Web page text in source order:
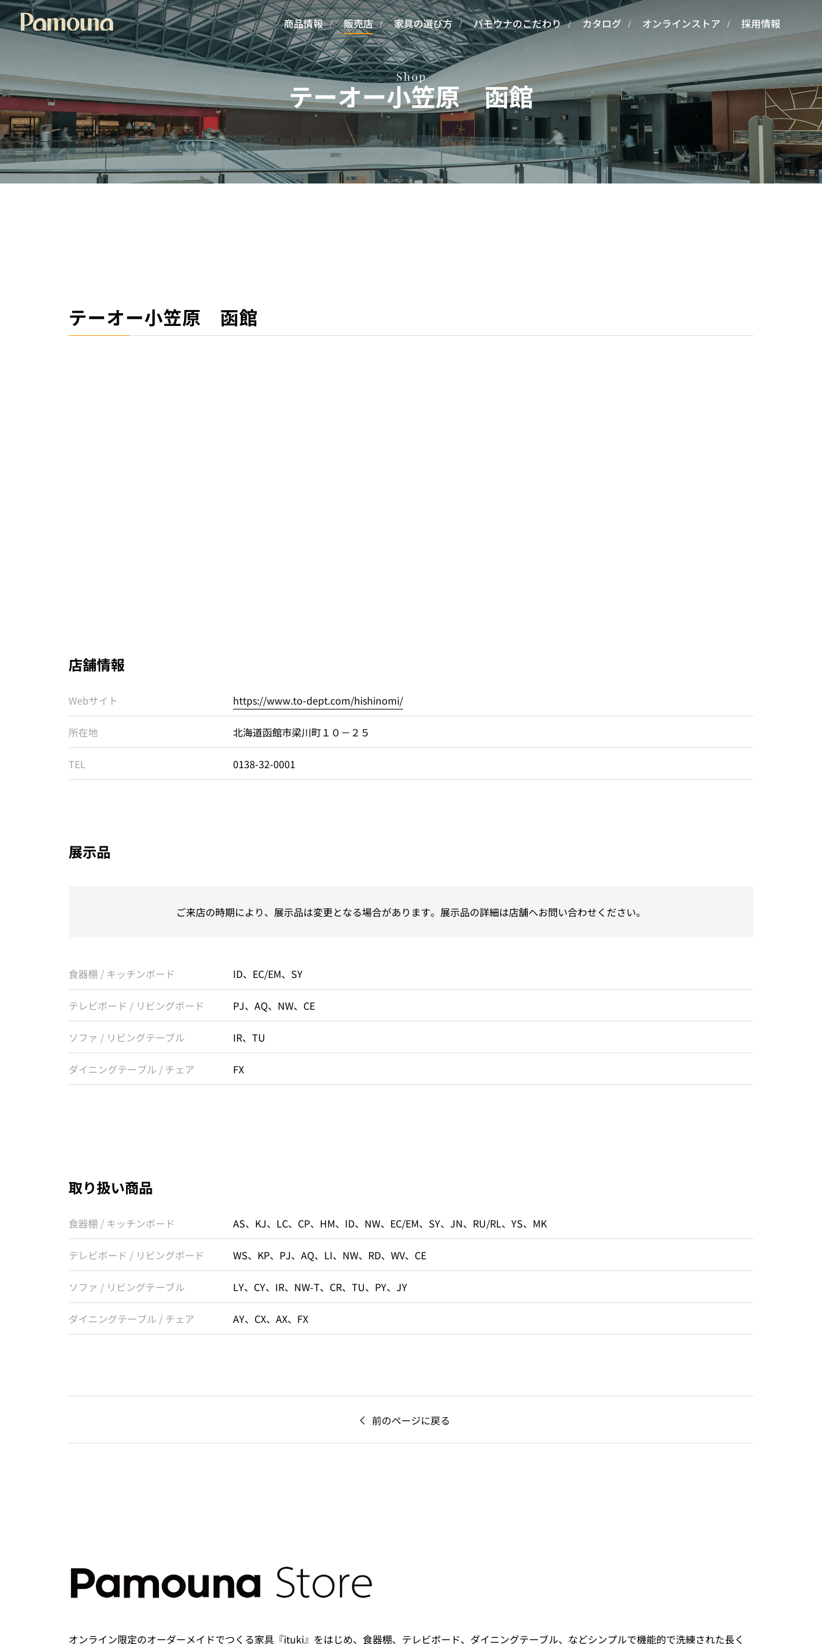
商品情報 販売店 家具の選び方 パモウナのこだわり カタログ オンラインストア 採用情報
Shop
テーオー小笠原 函館
テーオー小笠原 函館
店舗情報
Webサイト https://www.to-dept.com/hishinomi/
所在地 北海道函館市梁川町１０－２５
TEL 0138-32-0001
展示品
ご来店の時期により、展示品は変更となる場合があります。展示品の詳細は店舗へお問い合わせください。
食器棚 / キッチンボード ID、EC/EM、SY
テレビボード / リビングボード PJ、AQ、NW、CE
ソファ / リビングテーブル IR、TU
ダイニングテーブル / チェア FX
取り扱い商品
食器棚 / キッチンボード AS、KJ、LC、CP、HM、ID、NW、EC/EM、SY、JN、RU/RL、YS、MK
テレビボード / リビングボード WS、KP、PJ、AQ、LI、NW、RD、WV、CE
ソファ / リビングテーブル LY、CY、IR、NW-T、CR、TU、PY、JY
ダイニングテーブル / チェア AY、CX、AX、FX
前のページに戻る
オンライン限定のオーダーメイドでつくる家具『ituki』をはじめ、食器棚、テレビボード、ダイニングテーブル、などシンプルで機能的で洗練された長く